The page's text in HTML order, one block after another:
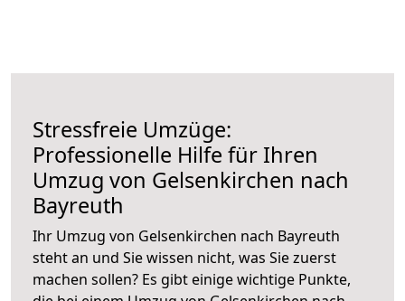
Stressfreie Umzüge:
Professionelle Hilfe für Ihren
Umzug von Gelsenkirchen nach
Bayreuth
Ihr Umzug von Gelsenkirchen nach Bayreuth
steht an und Sie wissen nicht, was Sie zuerst
machen sollen? Es gibt einige wichtige Punkte,